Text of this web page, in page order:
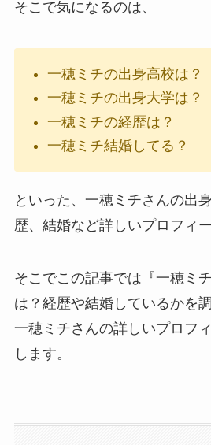
そこで気になるのは、
一穂ミチの出身高校は？
一穂ミチの出身大学は？
一穂ミチの経歴は？
一穂ミチ結婚してる？
といった、一穂ミチさんの出
歴、結婚など詳しいプロフィ
そこでこの記事では『一穂ミ
は？経歴や結婚しているかを調
一穂ミチさんの詳しいプロフ
します。